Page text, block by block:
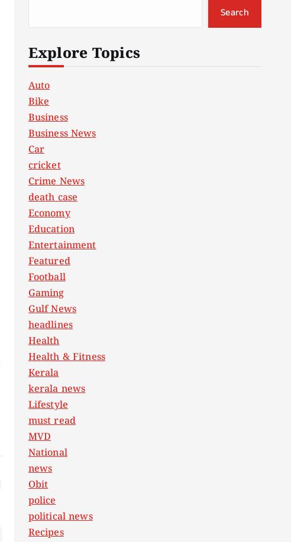
Search
Explore Topics
Auto
Bike
Business
Business News
Car
cricket
Crime News
death case
Economy
Education
Entertainment
Featured
Football
Gaming
Gulf News
headlines
Health
Health & Fitness
Kerala
kerala news
Lifestyle
must read
MVD
National
news
Obit
police
political news
Recipes